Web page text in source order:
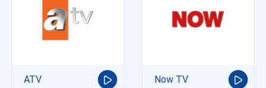
ATV Now TV